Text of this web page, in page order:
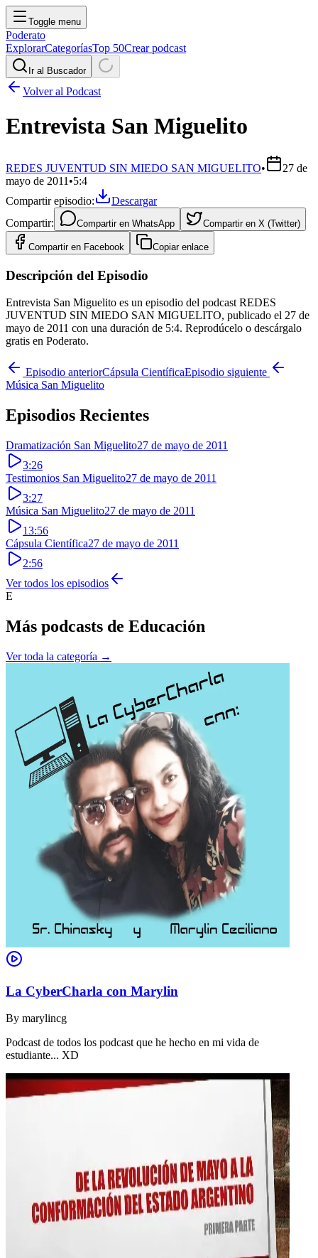
Toggle menu
Poderato
ExplorarCategoríasTop 50Crear podcast
Ir al Buscador
Volver al Podcast
Entrevista San Miguelito
REDES JUVENTUD SIN MIEDO SAN MIGUELITO•
27 de
mayo de 2011 •5:4
Compartir episodio:
Descargar
Compartir:
Compartir en WhatsApp Compartir en X (Twitter)
Compartir en Facebook Copiar enlace
Descripción del Episodio
Entrevista San Miguelito es un episodio del podcast REDES
JUVENTUD SIN MIEDO SAN MIGUELITO, publicado el 27 de
mayo de 2011 con una duración de 5:4. Reprodúcelo o descárgalo
gratis en Poderato.
Episodio anteriorCápsula CientíficaEpisodio siguiente
Música San Miguelito
Episodios Recientes
Dramatización San Miguelito27 de mayo de 2011
3:26
Testimonios San Miguelito27 de mayo de 2011
3:27
Música San Miguelito27 de mayo de 2011
13:56
Cápsula Científica27 de mayo de 2011
2:56
Ver todos los episodios
E
Más podcasts de Educación
Ver toda la categoría →
La CyberCharla con Marylin
By marylincg
Podcast de todos los podcast que he hecho en mi vida de
estudiante... XD